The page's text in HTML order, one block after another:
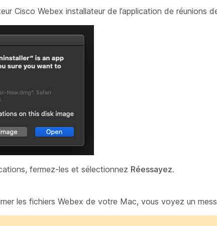
Cisco Webex installateur de l’application de réunions
fermez-les et sélectionnez Réessayez.
les fichiers Webex de votre Mac, vous voyez un